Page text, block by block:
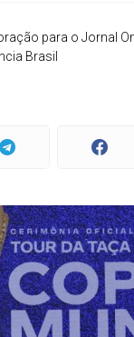
para o Jornal
Brasil